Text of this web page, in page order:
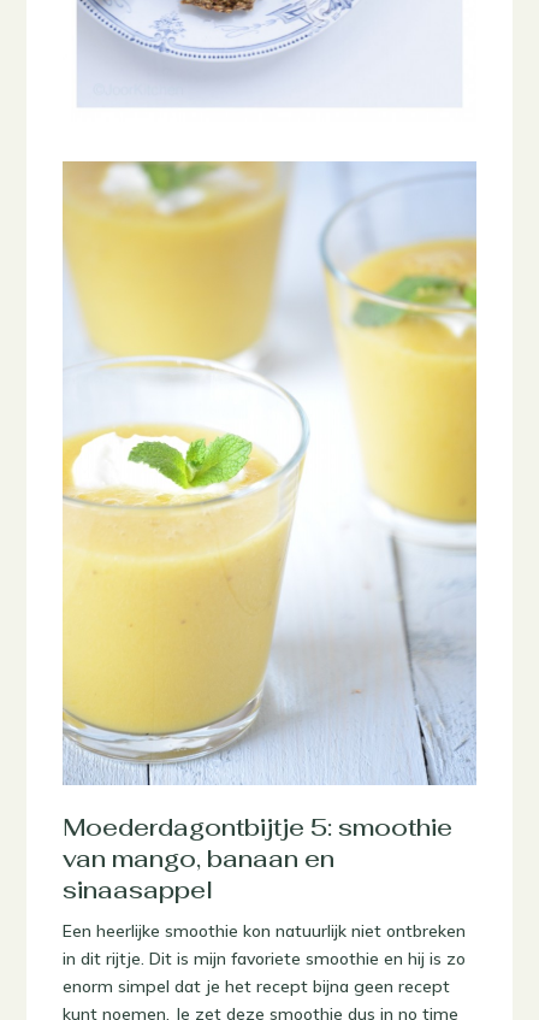
Moederdagontbijtje 5: smoothie
van mango, banaan en
sinaasappel
Een heerlijke smoothie kon natuurlijk niet ontbreken
in dit rijtje. Dit is mijn favoriete smoothie en hij is zo
enorm simpel dat je het recept bijna geen recept
kunt noemen. Je zet deze smoothie dus in no time